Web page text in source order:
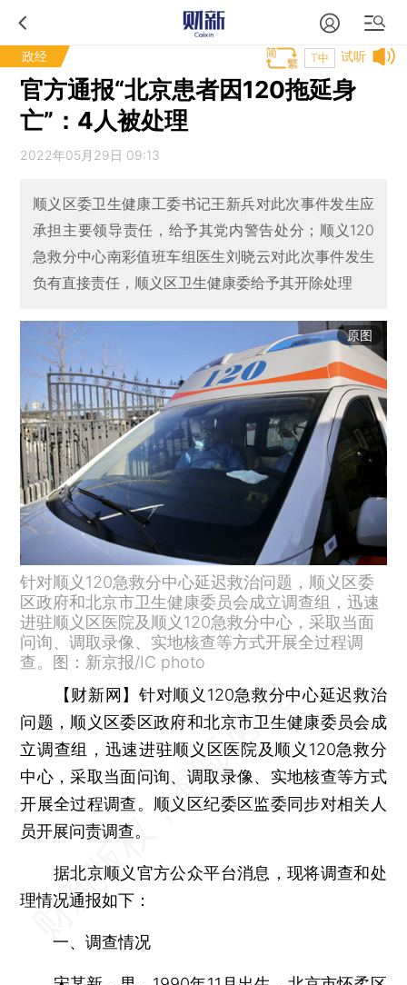
政经 试听
T中
官方通报“北京患者因120拖延身
亡”：4人被处理
2022年05月29日 09:13
顺义区委卫生健康工委书记王新兵对此次事件发生应
承担主要领导责任，给予其党内警告处分；顺义120
急救分中心南彩值班车组医生刘晓云对此次事件发生
负有直接责任，顺义区卫生健康委给予其开除处理
原图
针对顺义120急救分中心延迟救治问题，顺义区委
区政府和北京市卫生健康委员会成立调查组，迅速
进驻顺义区医院及顺义120急救分中心，采取当面
问询、调取录像、实地核查等方式开展全过程调
查。图：新京报/IC photo
【财新网】针对顺义120急救分中心延迟救治
问题，顺义区委区政府和北京市卫生健康委员会成
立调查组，迅速进驻顺义区医院及顺义120急救分
中心，采取当面问询、调取录像、实地核查等方式
开展全过程调查。顺义区纪委区监委同步对相关人
员开展问责调查。
据北京顺义官方公众平台消息，现将调查和处
理情况通报如下：
一、调查情况